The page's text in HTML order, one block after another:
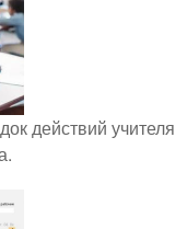
действий учителя